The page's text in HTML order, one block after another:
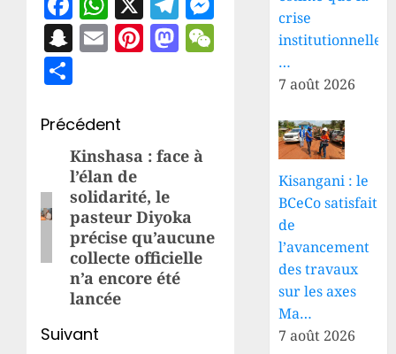
Snapchat
EmailPinterest
Mastodon
WeChat
Navigation
d’article
Précédent
Article
précédent:
Kinshasa : face à
l’élan de
solidarité, le
pasteur Diyoka
précise qu’aucune
collecte officielle
n’a encore été
lancée
Suivant
crise
institutionnelle
…
7 août 2026
Kisangani : le
BCeCo satisfait
de
l’avancement
des travaux
sur les axes
Ma…
7 août 2026